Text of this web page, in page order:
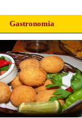
Gastronomia